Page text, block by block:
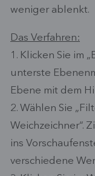
weniger ablenkt.
Das Verfahren:
1. Klicken Sie im
unterste
Ebene mit dem
2. Wählen Sie
Weichzeichner“.
ins
verschiedene